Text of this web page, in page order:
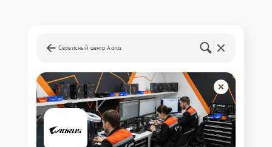
Сервисный центр Aorus